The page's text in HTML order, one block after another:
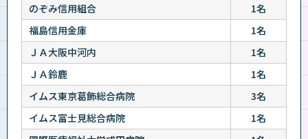
のぞみ信用組合
1名
福島信用金庫
1名
ＪＡ大阪中河内
1名
ＪＡ鈴鹿
1名
イムス東京葛飾総合病院
3名
イムス富士見総合病院
1名